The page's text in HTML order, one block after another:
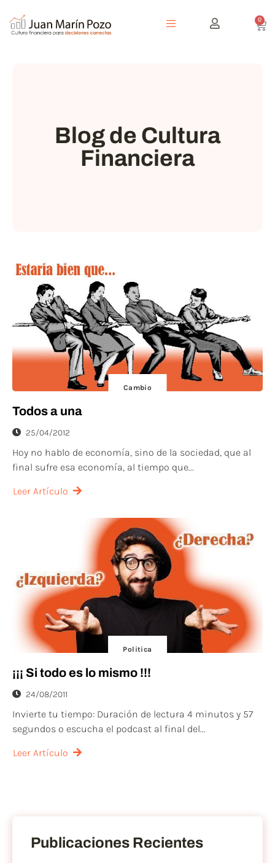
0
Blog de Cultura
Financiera
Cambio
Todos a una
25/04/2012
Hoy no hablo de economía, sino de la sociedad, que al
final sufre esa economía, al tiempo que...
Leer Artículo
Politica
¡¡¡ Si todo es lo mismo !!!
24/08/2011
Invierte tu tiempo: Duración de lectura 4 minutos y 57
segundos o escucha el podcast al final del...
Leer Artículo
Publicaciones Recientes